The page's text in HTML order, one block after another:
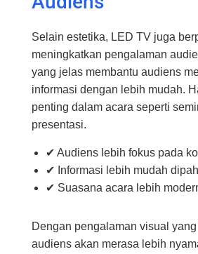
Selain estetika, LED TV juga
meningkatkan pengalaman
yang jelas membantu audiens
informasi dengan lebih mudah.
penting dalam acara seperti
presentasi.
✔ Audiens lebih fokus pada
✔ Informasi lebih mudah
✔ Suasana acara lebih
Dengan pengalaman visual
audiens akan merasa lebih